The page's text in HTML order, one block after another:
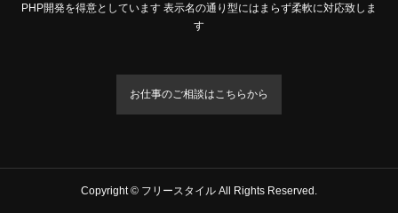
PHP開発を得意としています 表示名の通り型にはまらず柔軟に対応致しま
す
お仕事のご相談はこちらから
Copyright © フリースタイル All Rights Reserved.